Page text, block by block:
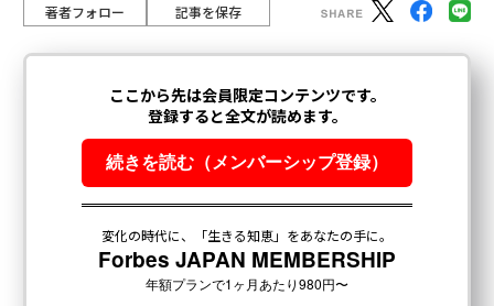
著者フォロー 記事を保存